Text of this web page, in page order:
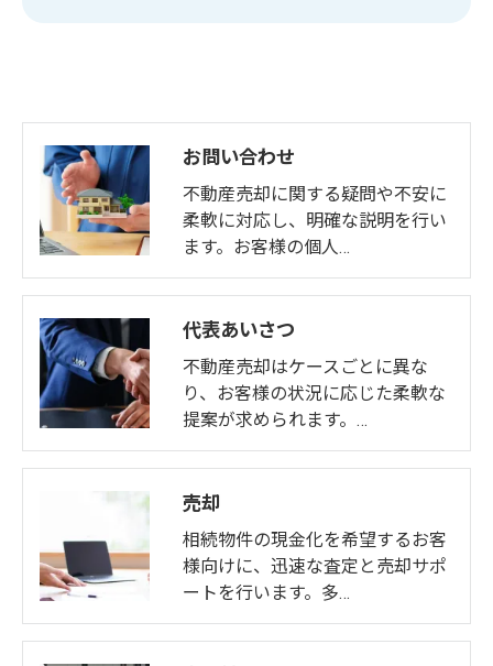
お問い合わせ
不動産売却に関する疑問や不安に
柔軟に対応し、明確な説明を行い
ます。お客様の個人…
代表あいさつ
不動産売却はケースごとに異な
り、お客様の状況に応じた柔軟な
提案が求められます。…
売却
相続物件の現金化を希望するお客
様向けに、迅速な査定と売却サポ
ートを行います。多…